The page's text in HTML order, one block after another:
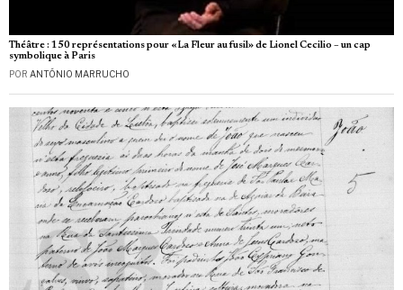
Théâtre : 150 représentations pour «La Fleur au fusil» de Lionel Cecilio – un cap
symbolique à Paris
POR ANTÓNIO MARRUCHO